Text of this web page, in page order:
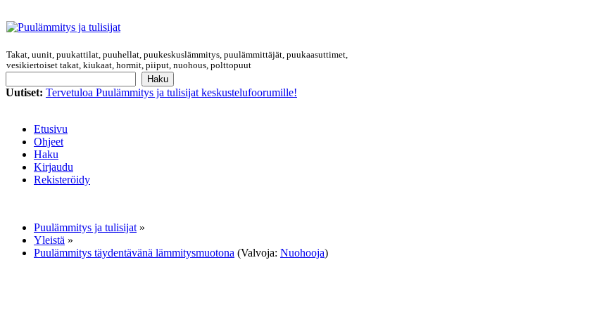
Takat, uunit, puukattilat, puuhellat, puukeskuslämmitys, puulämmittäjät, puukaasuttimet,
vesikiertoiset takat, kiukaat, hormit, piiput, nuohous, polttopuut
Uutiset: Tervetuloa Puulämmitys ja tulisijat keskustelufoorumille!
Etusivu
Ohjeet
Haku
Kirjaudu
Rekisteröidy
Puulämmitys ja tulisijat »
Yleistä »
Puulämmitys täydentävänä lämmitysmuotona (Valvoja: Nuohooja)